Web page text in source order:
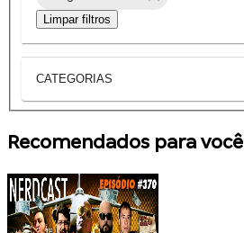
Limpar filtros
CATEGORIAS
Recomendados para você